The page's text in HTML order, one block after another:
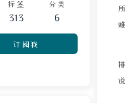
标签
313
分类
6
订阅我